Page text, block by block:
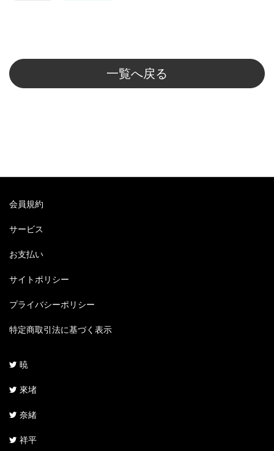
一覧へ戻る
会員規約
サービス
お支払い
サイトポリシー
プライバシーポリシー
特定商取引法に基づく表示
暁
來堵
奈緒
祥平